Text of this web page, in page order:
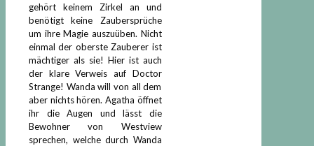
gehört keinem Zirkel an und
benötigt keine Zaubersprüche
um ihre Magie auszuüben. Nicht
einmal der oberste Zauberer ist
mächtiger als sie! Hier ist auch
der klare Verweis auf Doctor
Strange! Wanda will von all dem
aber nichts hören. Agatha öffnet
ihr die Augen und lässt die
Bewohner von Westview
sprechen, welche durch Wanda